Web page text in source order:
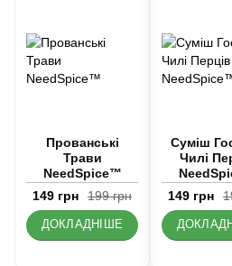
Прованські
Трави
NeedSpice™
149 грн
199 грн
ДОКЛАДНІШЕ
Суміш
Чилі
149 грн